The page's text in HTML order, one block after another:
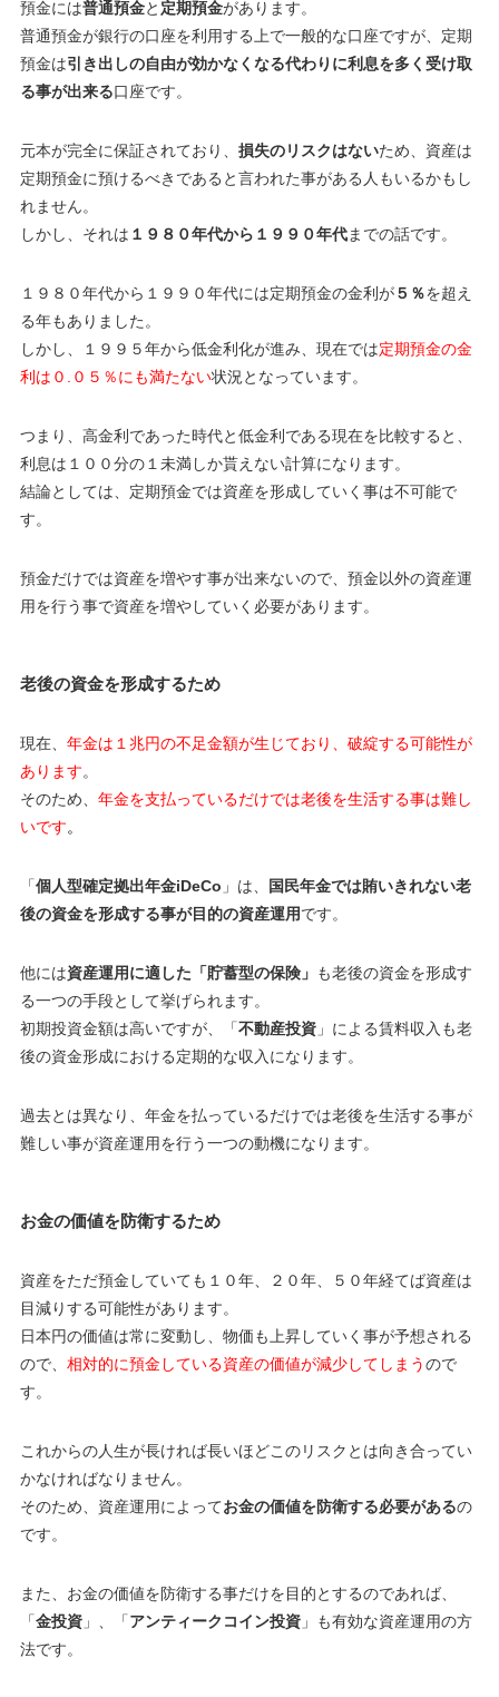
預金には普通預金と 定期預金があります。
普通預金が銀行の口座を利用する上で一般的な口座ですが、定期
預金は引き出しの自由が効かなくなる代わりに利息を多く受け取
る事が出来る口座です。
元本が完全に保証されており、 損失のリスクはないため、資産は
定期預金に預けるべきであると言われた事がある人もいるかもし
れません。
しかし、それは １９８０年代から１９９０年代までの話です。
１９８０年代から１９９０年代には定期預金の金利が５％を超え
る年もありました。
しかし、１９９５年から低金利化が進み、現在では定期預金の金
利は０.０５％にも満たない状況となっています。
つまり、高金利であった時代と低金利である現在を比較すると、
利息は １００分の１未満しか貰えない計算になります。
結論としては、 定期預金では資産を形成していく事は不可能で
す。
預金だけでは資産を増やす事が出来ないので、預金以外の資産運
用を行う事で資産を増やしていく必要があります。
老後の資金を形成するため
現在、 年金は１兆円の不足金額が生じており、破綻する可能性が
あります。
そのため、 年金を支払っているだけでは老後を生活する事は難し
いです。
「個人型確定拠出年金iDeCo 」は、
国民年金では賄いきれない老
後の資金を形成する事が目的の資産運用です。
他には資産運用に適した「貯蓄型の保険」 も老後の資金を形成す
る一つの手段として挙げられます。
初期投資金額は高いですが、「不動産投資」による賃料収入も老
後の資金形成における定期的な収入になります。
過去とは異なり、年金を払っているだけでは老後を生活する事が
難しい事が資産運用を行う一つの動機になります。
お金の価値を防衛するため
資産をただ預金していても１０年、２０年、５０年経てば資産は
目減りする可能性があります。
日本円の価値は常に変動し、物価も上昇していく事が予想される
ので、 相対的に預金している資産の価値が減少してしまうので
す。
これからの人生が長ければ長いほどこのリスクとは向き合ってい
かなければなりません。
そのため、資産運用によってお金の価値を防衛する必要があるの
です。
また、お金の価値を防衛する事だけを目的とするのであれば、
「金投資」、「アンティークコイン投資」も有効な資産運用の方
法です。